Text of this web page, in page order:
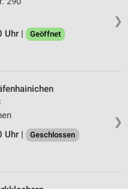
❯
Uhr |
Geöffnet
❯
Uhr |
Geschlossen